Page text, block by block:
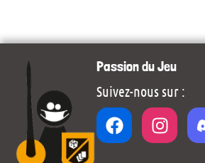
Passion du Jeu
Suivez-nous sur :